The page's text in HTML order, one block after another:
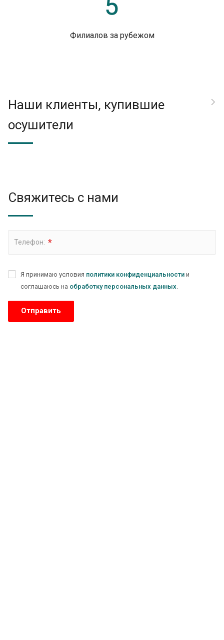
Филиалов за рубежом
Наши клиенты, купившие
осушители
Свяжитесь с нами
Телефон: *
Я принимаю условия политики конфиденциальности и
соглашаюсь на обработку персональных данных